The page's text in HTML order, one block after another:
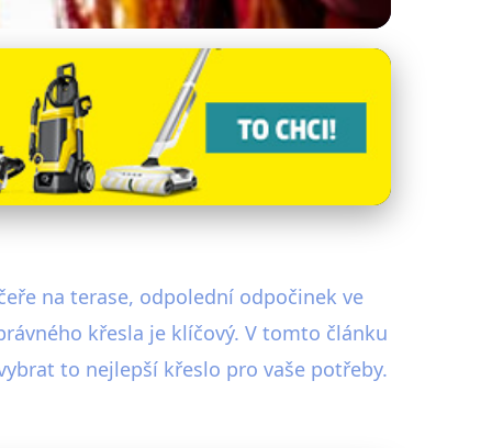
Průvodce
na terase, odpolední odpočinek ve
křesla je klíčový. V tomto článku
to nejlepší křeslo pro vaše potřeby.